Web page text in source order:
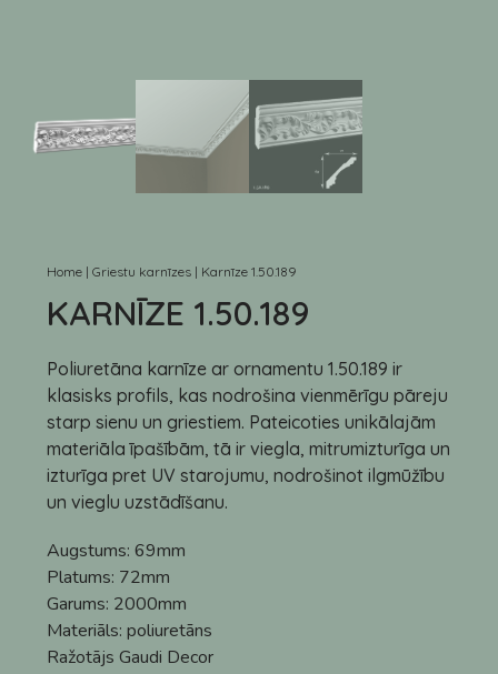
Home | Griestu karnīzes | Karnīze 1.50.189
KARNĪZE 1.50.189
Poliuretāna karnīze ar ornamentu 1.50.189 ir
klasisks profils, kas nodrošina vienmērīgu pāreju
starp sienu un griestiem. Pateicoties unikālajām
materiāla īpašībām, tā ir viegla, mitrumizturīga un
izturīga pret UV starojumu, nodrošinot ilgmūžību
un vieglu uzstādīšanu.
Augstums: 69mm
Platums: 72mm
Garums: 2000mm
Materiāls: poliuretāns
Ražotājs Gaudi Decor